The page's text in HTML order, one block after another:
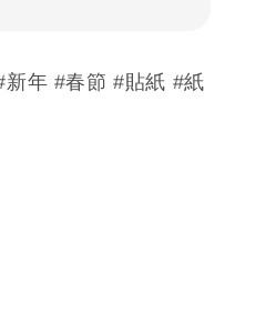
年 #春節 #貼紙 #紙